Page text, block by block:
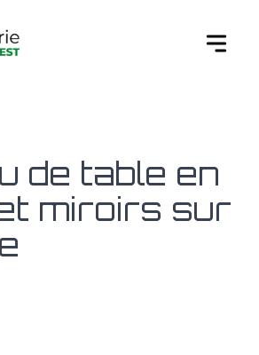
de table en
miroirs sur